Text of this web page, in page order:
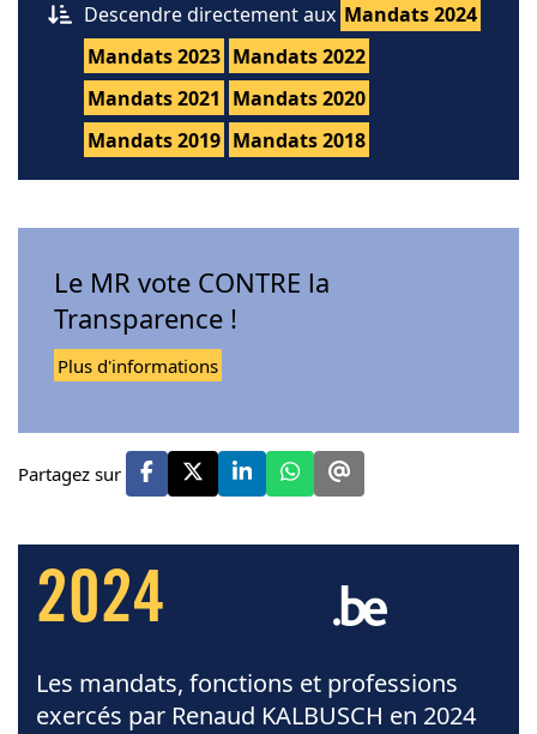
Descendre directement aux Mandats 2024
Mandats 2023 Mandats 2022
Mandats 2021 Mandats 2020
Mandats 2019 Mandats 2018
Le MR vote CONTRE la
Transparence !
Plus d'informations
Partagez sur
2024
Les mandats, fonctions et professions
exercés par Renaud KALBUSCH en 2024